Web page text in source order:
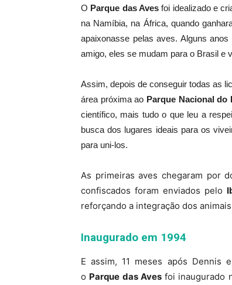
O Parque das Aves foi idealizado e
na Namíbia, na África, quando
apaixonasse pelas aves. Alguns anos
amigo, eles se mudam para o Brasil e
Assim, depois de conseguir todas as
área próxima ao Parque Nacional do
científico, mais tudo o que leu a
busca dos lugares ideais para os
para uni-los.
As primeiras aves chegaram por
confiscados foram enviados pelo
reforçando a integração dos
Inaugurado em 1994
E assim, 11 meses após Dennis
o Parque das Avesfoi inaugurado